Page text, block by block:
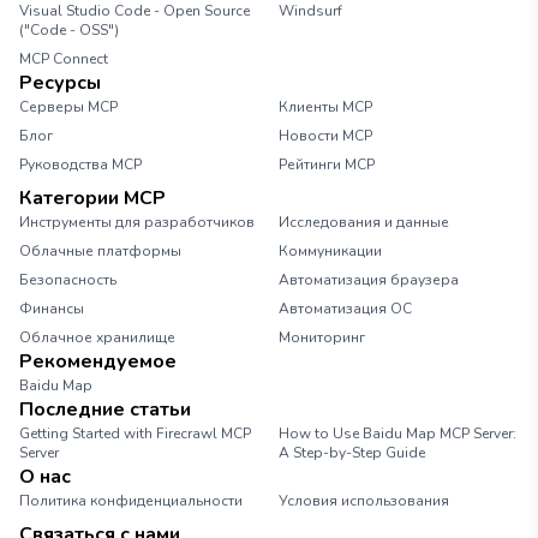
Visual Studio Code - Open Source
("Code - OSS")
Windsurf
MCP Connect
Ресурсы
Серверы MCP
Клиенты MCP
Блог
Новости MCP
Руководства MCP
Рейтинги MCP
Категории MCP
Инструменты для разработчиков
Исследования и данные
Облачные платформы
Коммуникации
Безопасность
Автоматизация браузера
Финансы
Автоматизация ОС
Облачное хранилище
Мониторинг
Рекомендуемое
Baidu Map
Последние статьи
Getting Started with Firecrawl MCP
Server
How to Use Baidu Map MCP Server:
A Step-by-Step Guide
О нас
Политика конфиденциальности Условия использования